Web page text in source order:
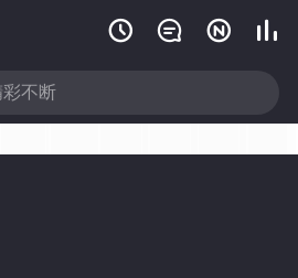
   